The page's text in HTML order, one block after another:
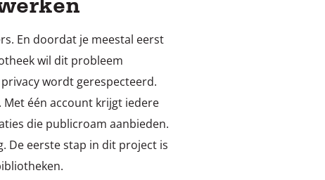
En doordat je meestal eerst
wil dit probleem
wordt gerespecteerd.
één account krijgt iedere
die publicroam aanbieden.
De eerste stap in dit project is